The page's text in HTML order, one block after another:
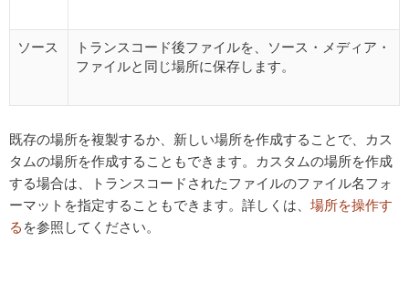
ソース
トランスコード後ファイルを、ソース・メディア・
ファイルと同じ場所に保存します。
既存の場所を複製するか、新しい場所を作成することで、カス
タムの場所を作成することもできます。カスタムの場所を作成
する場合は、トランスコードされたファイルのファイル名フォ
ーマットを指定することもできます。詳しくは、 場所を操作す
る を参照してください。